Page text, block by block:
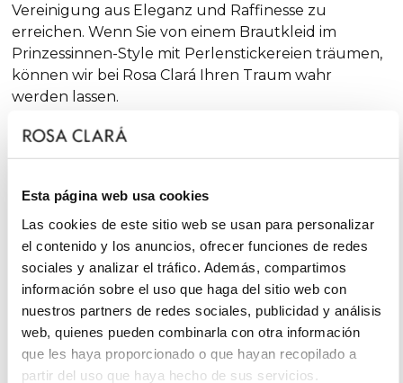
Esta página web usa cookies
Las cookies de este sitio web se usan para personalizar
el contenido y los anuncios, ofrecer funciones de redes
sociales y analizar el tráfico. Además, compartimos
información sobre el uso que haga del sitio web con
nuestros partners de redes sociales, publicidad y análisis
web, quienes pueden combinarla con otra información
que les haya proporcionado o que hayan recopilado a
partir del uso que haya hecho de sus servicios.
Vereinigung aus Eleganz und Raffinesse zu
erreichen. Wenn Sie von einem Brautkleid im
Prinzessinnen-Style mit Perlenstickereien träumen,
können wir bei Rosa Clará Ihren Traum wahr
werden lassen.
Brautkleider mit Spitze und Perlenstickereien
Zart, sinnlich und äußerst romantisch - Spitze ist
Brautkleider mit Perlen und Spitze. Bei Rosa Clará
erinnert dieser Stoff oft auch an die Haute Couture.
In unserenBrautkleidern mit Spitze und
Perlenstickerei werden Sie sich wie eine echte
Prinzessin fühlen. Diese Kleider unterstreichen Ihre
natürliche Eleganz und sorgen auch dafür, dass Sie
am schönsten Tag Ihres Lebens einfach nur